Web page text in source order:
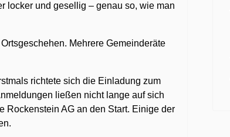
locker und gesellig – genau so, wie man
Mehrere Gemeinderäte
richtete sich die Einladung zum
ließen nicht lange auf sich
Rockenstein AG an den Start. Einige der